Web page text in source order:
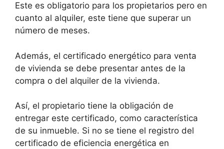
Este es obligatorio para los propietarios pero en
cuanto al alquiler, este tiene que superar un
número de meses.
Además, el certificado energético para venta
de vivienda se debe presentar antes de la
compra o del alquiler de la vivienda.
Así, el propietario tiene la obligación de
entregar este certificado, como característica
de su inmueble. Si no se tiene el registro del
certificado de eficiencia energética en